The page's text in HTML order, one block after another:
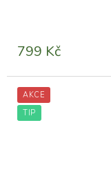
799 Kč
AKCE
TIP